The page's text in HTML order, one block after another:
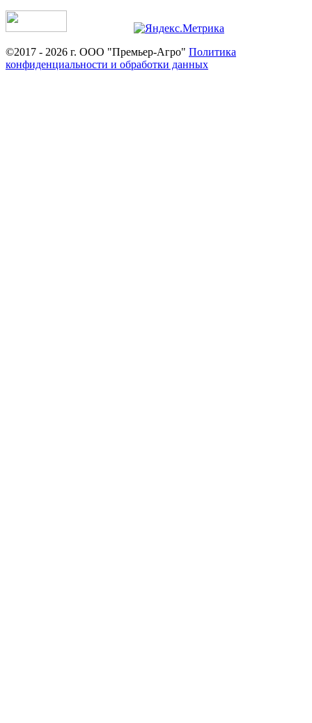
©2017 - 2026 г. ООО "Премьер-Агро" Политика
конфиденциальности и обработки данных